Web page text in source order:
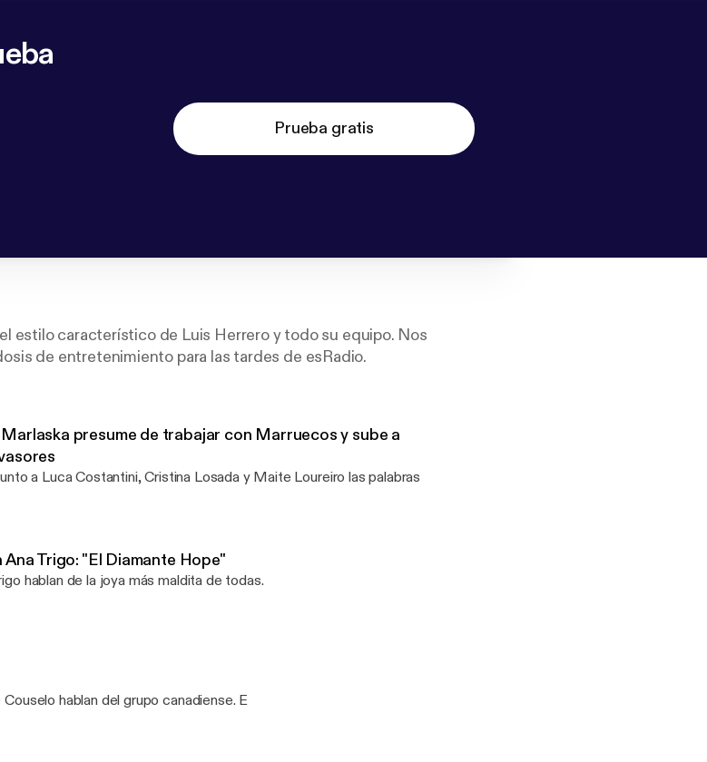
Prueba gratis
estilo característico de Luis Herrero y todo su equipo. Nos
de entretenimiento para las tardes de esRadio.
presume de trabajar con Marruecos y sube a
a Luca Costantini, Cristina Losada y Maite Loureiro las palabras
Ana Trigo: "El Diamante Hope"
hablan de la joya más maldita de todas.
Esmeralda Ruiz y Felipe Couselo hablan del grupo canadiense. E